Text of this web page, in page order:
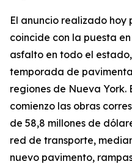
El anuncio realizado
coincide con la puesta
asfalto en todo el
temporada de
regiones de Nueva York.
comienzo las obras
de 58,8 millones de
red de transporte,
nuevo pavimento,